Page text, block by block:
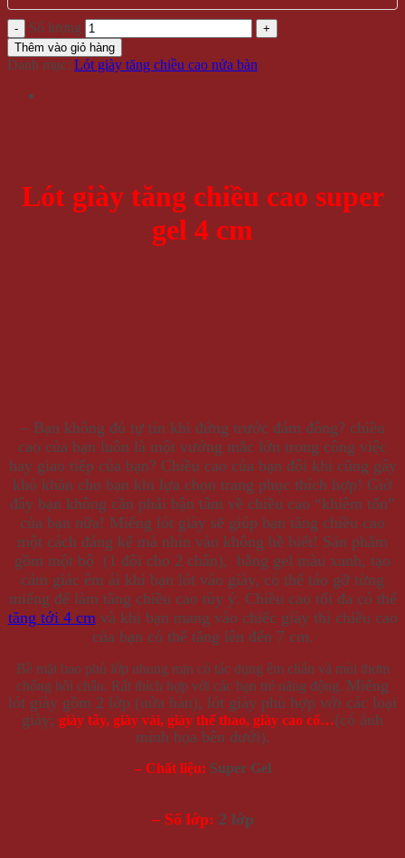
Số lượng
Thêm vào giỏ hàng
Danh mục: Lót giày tăng chiều cao nửa bàn
Lót giày tăng chiều cao super
gel 4 cm
– Bạn không đủ tự tin khi đứng trước đám đông? chiều
cao của bạn luôn là một vướng mắc lớn trong công việc
hay giao tiếp của bạn? Chiều cao của bạn đôi khi cũng gây
khó khăn cho bạn khi lựa chọn trang phục thích hợp! Giờ
đây bạn không cần phải bận tâm về chiều cao “khiêm tốn”
của bạn nữa! Miếng lót giày sẽ giúp bạn tăng chiều cao
một cách đáng kể mà nhìn vào không hề biết! Sản phẩm
gồm một bộ (1 đôi cho 2 chân), bằng gel màu xanh, tạo
cảm giác êm ái khi bạn lót vào giày, có thể táo gỡ từng
miếng để làm tăng chiều cao tùy ý. Chiều cao tối đa có thể
tăng tới 4 cm và khi bạn mang vào chiếc giày thì chiều cao
của bạn có thể tăng lên đến 7 cm.
Bề mặt bao phủ lớp nhung mịn có tác dụng êm chân và mùi thơm
chống hôi chân. Rất thích hợp với các bạn trẻ năng động. Miếng
lót giày gồm 2 lớp (nửa bàn), lót giày phù hợp với các loại
giày; giày tây, giày vải, giày thể thao, giày cao cổ…(có ảnh
minh họa bên dưới).
– Chất liệu: Super Gel
– Số lớp: 2 lớp